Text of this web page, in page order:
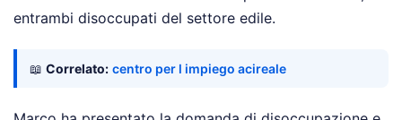
entrambi disoccupati del settore edile.
📖 Correlato: centro per l impiego acireale